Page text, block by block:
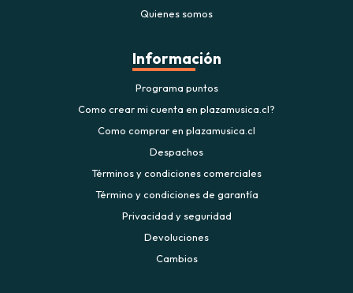
Quienes somos
Información
Programa puntos
Como crear mi cuenta en plazamusica.cl?
Como comprar en plazamusica.cl
Despachos
Términos y condiciones comerciales
Término y condiciones de garantía
Privacidad y seguridad
Devoluciones
Cambios